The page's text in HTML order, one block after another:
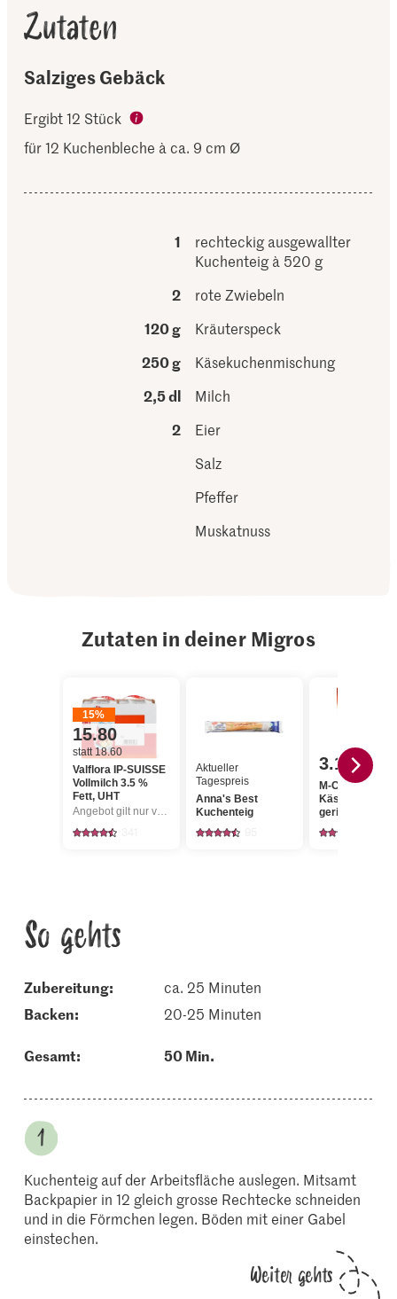
Zutaten
Salziges Gebäck
Ergibt 12 Stück
für 12 Kuchenbleche à ca. 9 cm Ø
1
rechteckig ausgewallter
Kuchenteig à 520 g
2
rote Zwiebeln
120 g
Kräuterspeck
250 g
Käsekuchenmischung
2,5 dl
Milch
2
Eier
Salz
Pfeffer
Muskatnuss
Zutaten in deiner Migros
15%
15.80
statt 18.60
Valflora IP-SUISSE
Vollmilch 3.5 %
Fett, UHT
Angebot gilt nur vom 6.8. bis 12.8.2026, solange Vorrat.
Aktueller
Tagespreis
Anna's Best
Kuchenteig
3.15
M-Classic
gerieben
So gehts
Zubereitung:
ca. 25 Minuten
backen:
20-25 Minuten
Gesamt: 50 Min.
Kuchenteig auf der Arbeitsfläche auslegen. Mitsamt
Backpapier in 12 gleich grosse Rechtecke schneiden
und in die Förmchen legen. Böden mit einer Gabel
einstechen.
Weiter gehts